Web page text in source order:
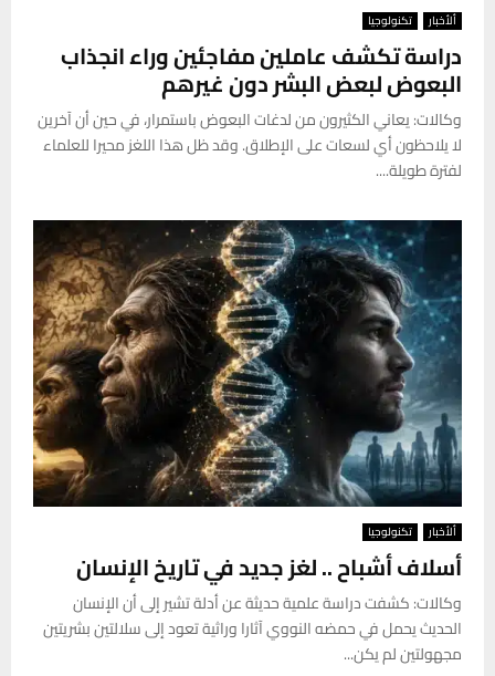
ألأخبار تكنولوجيا
دراسة تكشف عاملين مفاجئين وراء انجذاب
البعوض لبعض البشر دون غيرهم
وكالات: يعاني الكثيرون من لدغات البعوض باستمرار، في حين أن آخرين
لا يلاحظون أي لسعات على الإطلاق. وقد ظل هذا اللغز محيرا للعلماء
لفترة طويلة....
ألأخبار تكنولوجيا
أسلاف أشباح .. لغز جديد في تاريخ الإنسان
وكالات: كشفت دراسة علمية حديثة عن أدلة تشير إلى أن الإنسان
الحديث يحمل في حمضه النووي آثارا وراثية تعود إلى سلالتين بشريتين
مجهولتين لم يكن...